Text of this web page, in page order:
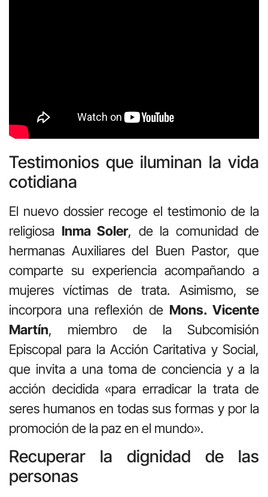
Testimonios que iluminan la vida
cotidiana
El nuevo dossier recoge el testimonio de la
religiosa Inma Soler, de la comunidad de
hermanas Auxiliares del Buen Pastor, que
comparte su experiencia acompañando a
mujeres víctimas de trata. Asimismo, se
incorpora una reflexión de Mons. Vicente
Martín, miembro de la Subcomisión
Episcopal para la Acción Caritativa y Social,
que invita a una toma de conciencia y a la
acción decidida «para erradicar la trata de
seres humanos en todas sus formas y por la
promoción de la paz en el mundo».
Recuperar la dignidad de las
personas